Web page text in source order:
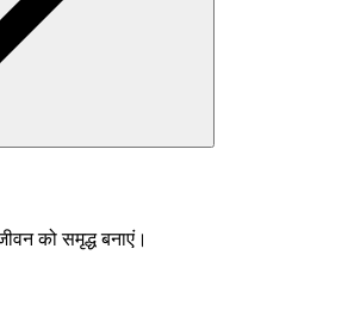
को समृद्ध बनाएं।